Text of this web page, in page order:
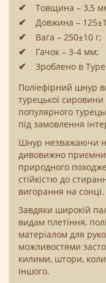
Товщина – 3,5
Довжина –
Вага – 250±10 г;
Гачок – 3-4 мм;
Зроблено в
Поліефірний шнур
турецької
популярного
під замовлення
Шнур незважаючи
дивовижно
природного
стійкістю до
вигорання на сонці.
Завдяки широкій
видам плетіння,
матеріалом для
можливостями
килими, штори,
іншого.